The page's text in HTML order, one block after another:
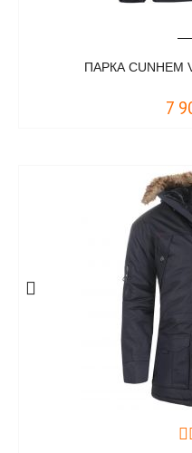
ПАРКА CUNHEM
7